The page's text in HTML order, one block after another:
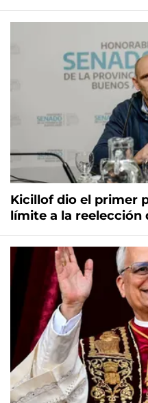
Kicillof dio el primer
límite a la reelección